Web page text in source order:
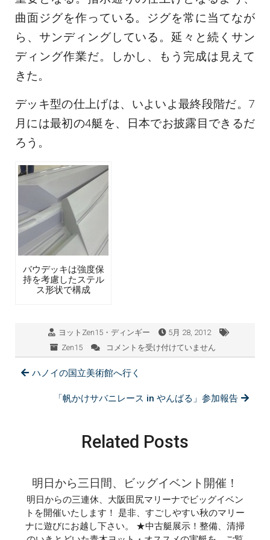
曲面ジグを作っている。ジグを常に当てなが
ら、サンディングしている。延々と続くサン
ディング作業だ。しかし、もう完成は見えて
きた。
デッキ型の仕上げは、いよいよ最終段階だ。7
月には最初の4艇を、日本でお披露目できるだ
ろう。
バウデッキは強度保
持を考慮したステル
ス形状で構成
ヨットZen15・ディンギー
5月 28, 2012
Zen15
ベ
ナ
人
は、
職
人
気
質
だ
コメントを受け付けていません
ハノイの国立美術館へ行く
「帆かけサバニレース in やんばる」参加報告
Related Posts
明日から三日間、ビッグイベント開催！
明日からの三連休、大阪田尻マリーナでビッグイベン
トを開催いたします！ 是非、すごしやすい秋のマリー
ナに遊びにお越し下さい。 ★中古艇展示！整備、清掃